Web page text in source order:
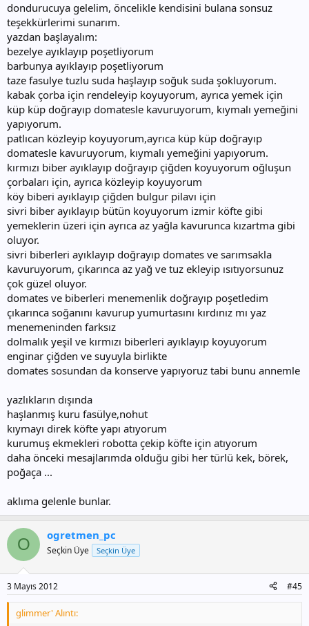
dondurucuya gelelim, öncelikle kendisini bulana sonsuz
teşekkürlerimi sunarım.
yazdan başlayalım:
bezelye ayıklayıp poşetliyorum
barbunya ayıklayıp poşetliyorum
taze fasulye tuzlu suda haşlayıp soğuk suda şokluyorum.
kabak çorba için rendeleyip koyuyorum, ayrıca yemek için
küp küp doğrayıp domatesle kavuruyorum, kıymalı yemeğini
yapıyorum.
patlıcan közleyip koyuyorum,ayrıca küp küp doğrayıp
domatesle kavuruyorum, kıymalı yemeğini yapıyorum.
kırmızı biber ayıklayıp doğrayıp çiğden koyuyorum oğluşun
çorbaları için, ayrıca közleyip koyuyorum
köy biberi ayıklayıp çiğden bulgur pilavı için
sivri biber ayıklayıp bütün koyuyorum izmir köfte gibi
yemeklerin üzeri için ayrıca az yağla kavurunca kızartma gibi
oluyor.
sivri biberleri ayıklayıp doğrayıp domates ve sarımsakla
kavuruyorum, çıkarınca az yağ ve tuz ekleyip ısıtıyorsunuz
çok güzel oluyor.
domates ve biberleri menemenlik doğrayıp poşetledim
çıkarınca soğanını kavurup yumurtasını kırdınız mı yaz
menemeninden farksız
dolmalık yeşil ve kırmızı biberleri ayıklayıp koyuyorum
enginar çiğden ve suyuyla birlikte
domates sosundan da konserve yapıyoruz tabi bunu annemle
yazlıkların dışında
haşlanmış kuru fasülye,nohut
kıymayı direk köfte yapı atıyorum
kurumuş ekmekleri robotta çekip köfte için atıyorum
daha önceki mesajlarımda olduğu gibi her türlü kek, börek,
poğaça ...
aklıma gelenle bunlar.
O ogretmen_pc
Seçkin Üye Seçkin Üye
3 Mayıs 2012 #45
glimmer' Alıntı: